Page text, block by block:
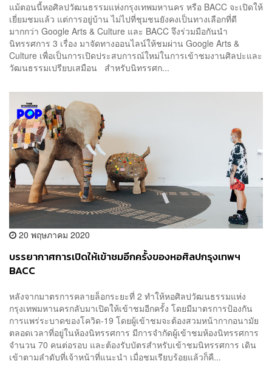
แม้ตอนนี้หอศิลปวัฒนธรรมแห่งกรุงเทพมหานคร หรือ BACC จะเปิดให้
เยี่ยมชมแล้ว แต่การอยู่บ้าน ไม่ไปที่ชุมชนยังคงเป็นทางเลือกที่ดี
มากกว่า Google Arts & Culture และ BACC จึงร่วมมือกันนำ
นิทรรศการ 3 เรื่อง มาจัดทางออนไลน์ให้ชมผ่าน Google Arts &
Culture เพื่อเป็นการเปิดประสบการณ์ใหม่ในการเข้าชมงานศิลปะและ
วัฒนธรรมเปรียบเสมือน สำหรับนิทรรศก...
20 พฤษภาคม 2020
บรรยากาศการเปิดให้เข้าชมอีกครั้งของหอศิลปกรุงเทพฯ
BACC
หลังจากมาตรการคลายล็อกระยะที่ 2 ทำให้หอศิลปวัฒนธรรมแห่ง
กรุงเทพมหานครกลับมาเปิดให้เข้าชมอีกครั้ง โดยมีมาตรการป้องกัน
การแพร่ระบาดของโควิด-19 โดยผู้เข้าชมจะต้องสวมหน้ากากอนามัย
ตลอดเวลาที่อยู่ในห้องนิทรรศการ มีการจำกัดผู้เข้าชมห้องนิทรรศการ
จำนวน 70 คนต่อรอบ และต้องรับบัตรสำหรับเข้าชมนิทรรศการ เดิน
เข้าตามลำดับที่เจ้าหน้าที่แนะนำ เมื่อชมเรียบร้อยแล้วก็คื...